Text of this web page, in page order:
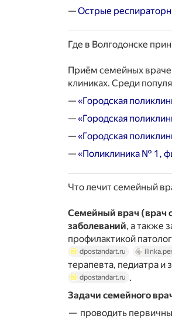
—Острые
Где в Волгодонске
Приём семейных
клиниках. Среди
—«Городская
—«Городская
—«Городская
—«Поликлиника № 1,
Что лечит семейный
Семейный врач (врач
заболеваний, а также
профилактикой
dpostandart.ru
терапевта, педиатра и
dpostandart.ru .
Задачи семейного
проводить